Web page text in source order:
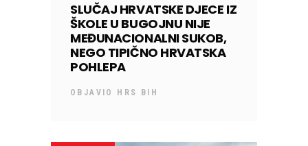
SLUČAJ HRVATSKE DJECE IZ
ŠKOLE U BUGOJNU NIJE
MEĐUNACIONALNI SUKOB,
NEGO TIPIČNO HRVATSKA
POHLEPA
OBJAVIO HRS BIH